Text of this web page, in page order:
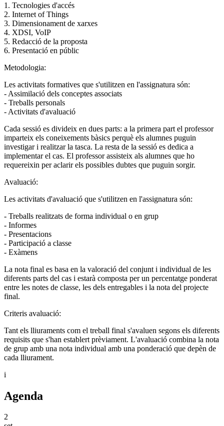
1. Tecnologies d'accés
2. Internet of Things
3. Dimensionament de xarxes
4. XDSI, VoIP
5. Redacció de la proposta
6. Presentació en públic
Metodologia:
Les activitats formatives que s'utilitzen en l'assignatura són:
- Assimilació dels conceptes associats
- Treballs personals
- Activitats d'avaluació
Cada sessió es divideix en dues parts: a la primera part el professor
imparteix els coneixements bàsics perquè els alumnes puguin
investigar i realitzar la tasca. La resta de la sessió es dedica a
implementar el cas. El professor assisteix als alumnes que ho
requereixin per aclarir els possibles dubtes que puguin sorgir.
Avaluació:
Les activitats d'avaluació que s'utilitzen en l'assignatura són:
- Treballs realitzats de forma individual o en grup
- Informes
- Presentacions
- Participació a classe
- Exàmens
La nota final es basa en la valoració del conjunt i individual de les
diferents parts del cas i estarà composta per un percentatge ponderat
entre les notes de classe, les dels entregables i la nota del projecte
final.
Criteris avaluació:
Tant els lliuraments com el treball final s'avaluen segons els diferents
requisits que s'han establert prèviament. L'avaluació combina la nota
de grup amb una nota individual amb una ponderació que depèn de
cada lliurament.
i
Agenda
2